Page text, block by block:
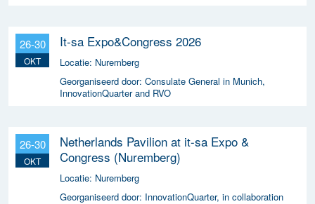
26-30
OKT
It-sa Expo&Congress 2026
Locatie: Nuremberg
Georganiseerd door: Consulate General in Munich,
InnovationQuarter and RVO
26-30
OKT
Netherlands Pavilion at it-sa Expo &
Congress (Nuremberg)
Locatie: Nuremberg
Georganiseerd door: InnovationQuarter, in collaboration